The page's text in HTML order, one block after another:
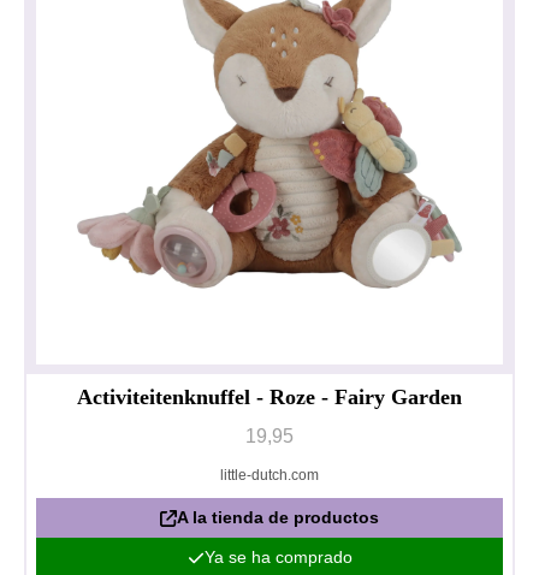
Activiteitenknuffel - Roze - Fairy Garden
19,95
little-dutch.com
A la tienda de productos
Ya se ha compradoPolítica de privacidad